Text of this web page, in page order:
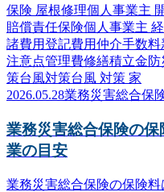
保険 屋根修理個人事業主
賠償責任保険個人事業主
諸費用登記費用仲介手数料
注意点管理費修繕積立金防
策台風対策台風 対策 家
2026.05.28業務災害総合保
業務災害総合保険の
業の目安
業務災害総合保険の保険